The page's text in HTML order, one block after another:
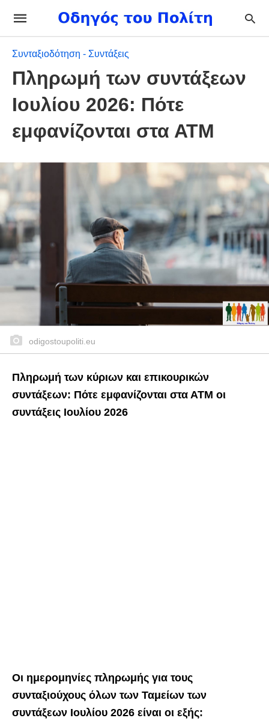
Συνταξιοδότηση - Συντάξεις
Πληρωμή των συντάξεων
Ιουλίου 2026: Πότε
εμφανίζονται στα ΑΤΜ
odigostoupoliti.eu
Πληρωμή των κύριων και επικουρικών
συντάξεων: Πότε εμφανίζονται στα ΑΤΜ οι
συντάξεις Ιουλίου 2026
Οι ημερομηνίες πληρωμής για τους
συνταξιούχους όλων των Ταμείων των
συντάξεων Ιουλίου 2026 είναι οι εξής: